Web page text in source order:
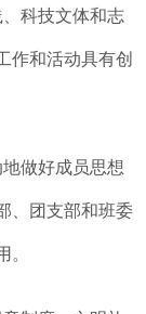
科技文体和志
作和活动具有创
做好成员思想
、团支部和班委
。